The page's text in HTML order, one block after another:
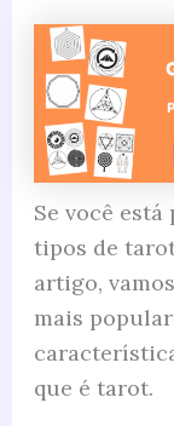
Se você
tipos de
artigo,
mais
que é tarot.